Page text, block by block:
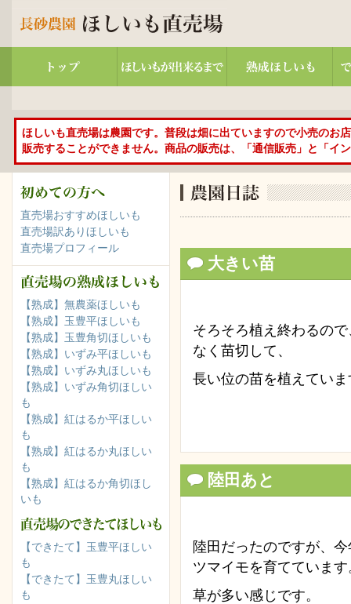
ほしいも直売場は農園です。普段は畑に出ていますので小売のお
販売することができません。商品の販売は、「通信販売」と「イ
大きい苗
そろそろ植え終わるの
なく苗切して、
長い位の苗を植えていま
陸田あと
陸田だったのですが、
ツマイモを育てています
草が多い感じです。
直売場おすすめほしいも
直売場訳ありほしいも
直売場プロフィール
【熟成】無農薬ほしいも
【熟成】玉豊平ほしいも
【熟成】玉豊角切ほしいも
【熟成】いずみ平ほしいも
【熟成】いずみ丸ほしいも
【熟成】いずみ角切ほしい
も
【熟成】紅はるか平ほしい
も
【熟成】紅はるか丸ほしい
も
【熟成】紅はるか角切ほし
いも
【できたて】玉豊平ほしい
も
【できたて】玉豊丸ほしい
も